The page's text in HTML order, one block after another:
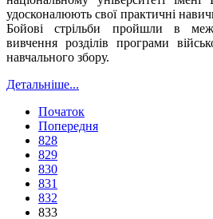
удосконалюють свої практичні
Бойові стрільби пройшли в
вивчення розділів програми
навчального збору.
Детальніше...
Початок
Попередня
828
829
830
831
832
833